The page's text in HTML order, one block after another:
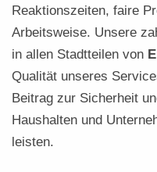
Reaktionszeiten, faire
Arbeitsweise. Unsere
in allen Stadtteilen von
Qualität unseres
Beitrag zur Sicherheit
Haushalten und
leisten.